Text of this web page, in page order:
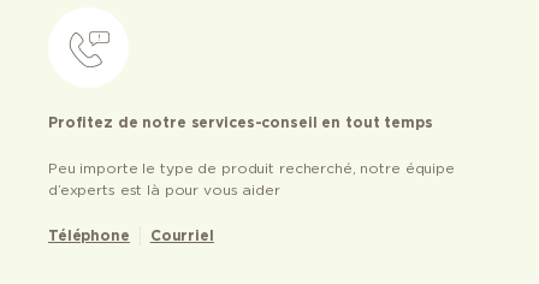
Profitez de notre services-conseil en tout temps
Peu importe le type de produit recherché, notre équipe
d’experts est là pour vous aider
Téléphone Courriel